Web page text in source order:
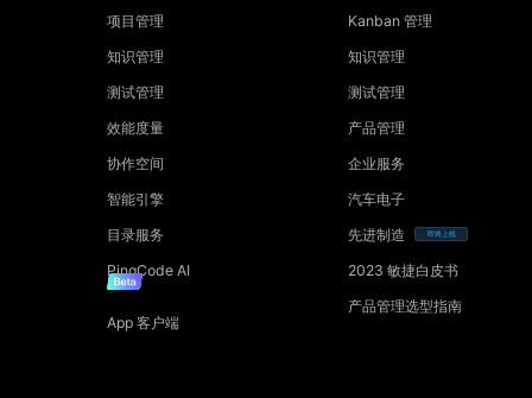
项目管理
知识管理
测试管理
效能度量
协作空间
智能引擎
目录服务
PingCode AI
App 客户端
Kanban 管理
知识管理
测试管理
产品管理
企业服务
汽车电子
先进制造
即将上线
2023 敏捷白皮书
产品管理选型指南